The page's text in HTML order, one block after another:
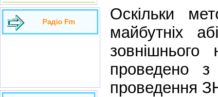
Радіо Fm
Оскільки
майбутніх
проведено з
проведення